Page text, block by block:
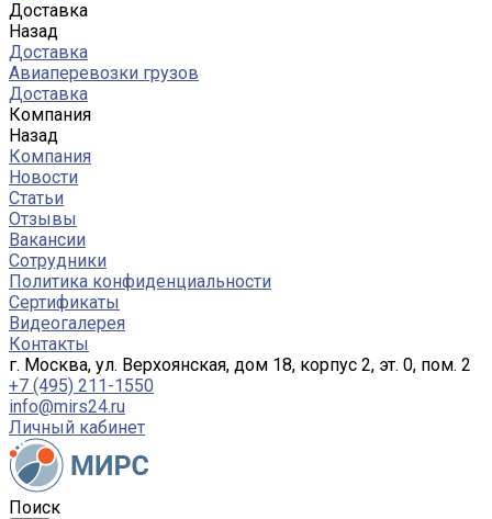
Доставка
Назад
Доставка
Авиаперевозки грузов
Доставка
Компания
Назад
Компания
Новости
Статьи
Отзывы
Вакансии
Сотрудники
Политика конфиденциальности
Сертификаты
Видеогалерея
Контакты
г. Москва, ул. Верхоянская, дом 18, корпус 2, эт. 0, пом. 2
+7 (495) 211-1550
info@mirs24.ru
Личный кабинет
Поиск